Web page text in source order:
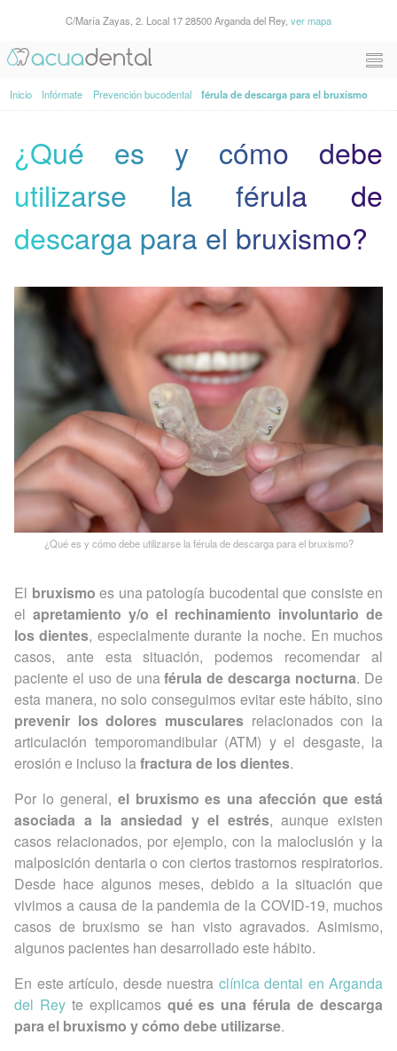
C/María Zayas, 2. Local 17 28500 Arganda del Rey, ver mapa
Inicio Infórmate Prevención bucodental férula de descarga para el bruxismo
¿Qué es y cómo debe
utilizarse la férula de
descarga para el bruxismo?
¿Qué es y cómo debe utilizarse la férula de descarga para el bruxismo?
El bruxismo es una patología bucodental que consiste en
el apretamiento y/o el rechinamiento involuntario de
los dientes, especialmente durante la noche. En muchos
casos, ante esta situación, podemos recomendar al
paciente el uso de unaférula de descarga nocturna. De
esta manera, no solo conseguimos evitar este hábito, sino
prevenir los dolores musculares relacionados con la
articulación temporomandibular (ATM) y el desgaste, la
erosión e incluso lafractura de los dientes.
Por lo general, el bruxismo es una afección que está
asociada a la ansiedad y el estrés, aunque existen
casos relacionados, por ejemplo, con la maloclusión y la
malposición dentaria o con ciertos trastornos respiratorios.
Desde hace algunos meses, debido a la situación que
vivimos a causa de la pandemia de la COVID-19, muchos
casos de bruxismo se han visto agravados. Asimismo,
algunos pacientes han desarrollado este hábito.
En este artículo, desde nuestra clínica dental en Arganda
del Reyte explicamos qué es una férula de descarga
para el bruxismo y cómo debe utilizarse.